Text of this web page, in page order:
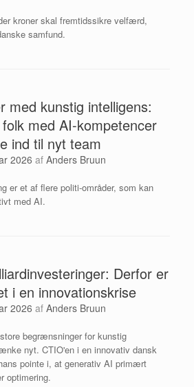
kroner skal fremtidssikre velfærd,
samfund.
med kunstig intelligens:
med AI-kompetencer
ind til nyt team
2026 af Anders Bruun
er et af flere politi-områder, som kan
med AI.
Derfor er
i en innovationskrise
2026 af Anders Bruun
begrænsninger for kunstig
nyt. CTIO'en i en innovativ dansk
pointe i, at generativ AI primært
optimering.